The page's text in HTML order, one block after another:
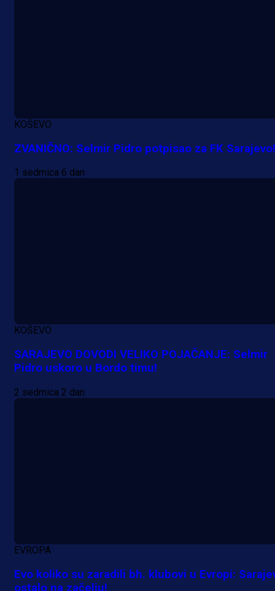
KOŠEVO
ZVANIČNO: Selmir Pidro potpisao za FK Sarajevo!
1 sedmica 6 dan
KOŠEVO
SARAJEVO DOVODI VELIKO POJAČANJE: Selmir
Pidro uskoro u Bordo timu!
2 sedmica 2 dan
EVROPA
Evo koliko su zaradili bh. klubovi u Evropi:
ostalo na začelju!